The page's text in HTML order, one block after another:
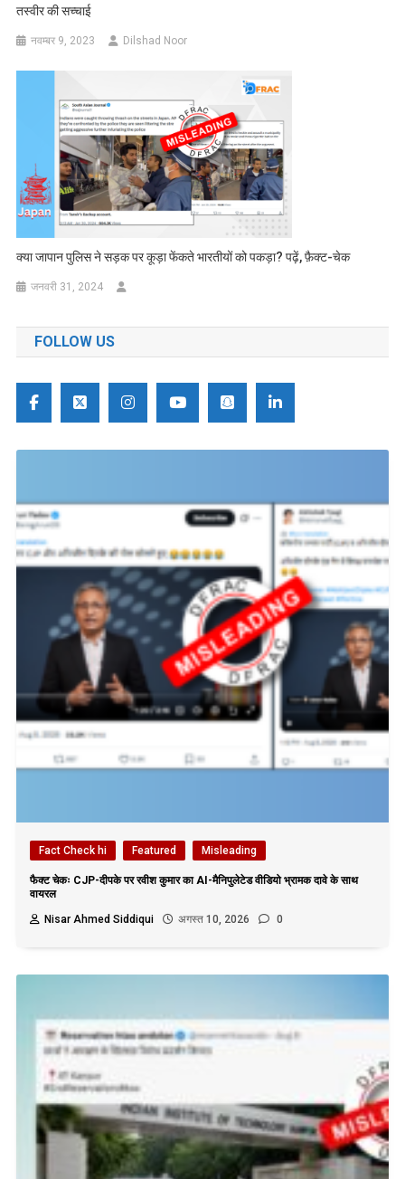
तस्वीर की सच्चाई
नवम्बर 9, 2023 Dilshad Noor
क्या जापान पुलिस ने सड़क पर कूड़ा फेंकते भारतीयों को पकड़ा? पढ़ें, फ़ैक्ट-चेक
जनवरी 31, 2024
FOLLOW US
Fact Check hi Featured Misleading
फैक्ट चेकः CJP-दीपके पर रवीश कुमार का AI-मैनिपुलेटेड वीडियो भ्रामक दावे के साथ
वायरल
Nisar Ahmed Siddiqui
अगस्त 10, 2026 0